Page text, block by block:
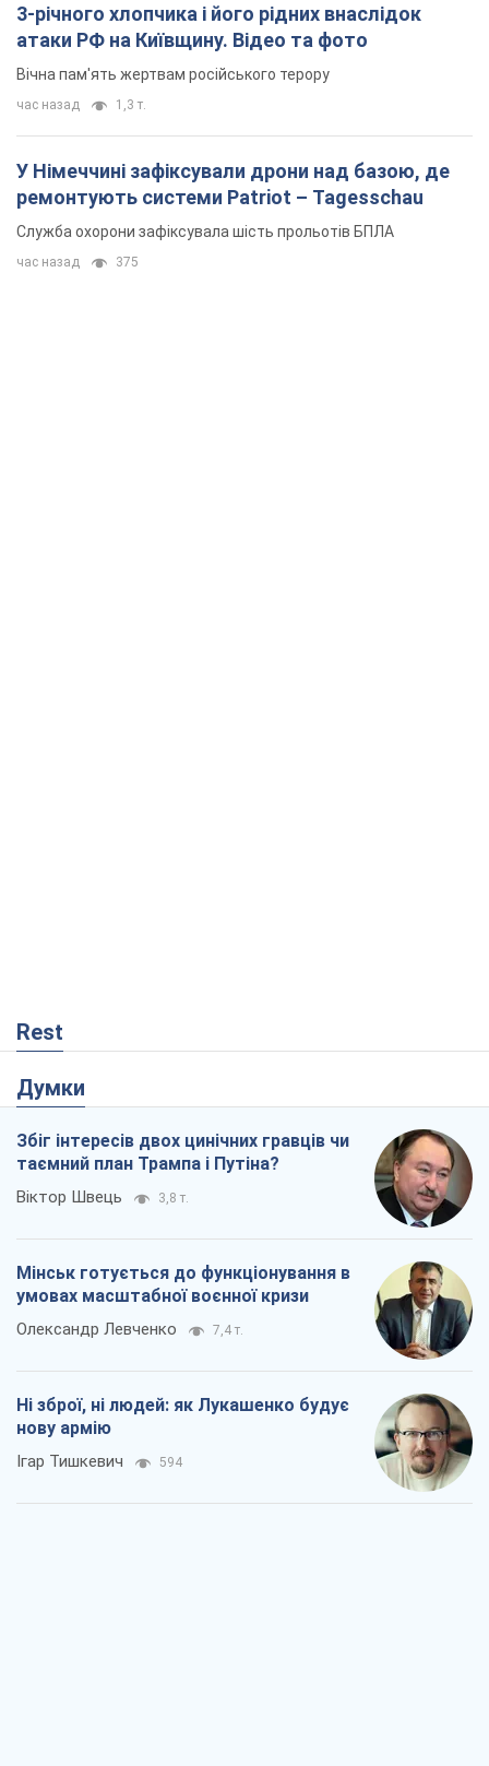
3-річного хлопчика і його рідних внаслідок
атаки РФ на Київщину. Відео та фото
Вічна пам'ять жертвам російського терору
час назад 1,3 т.
У Німеччині зафіксували дрони над базою, де
ремонтують системи Patriot – Tagesschau
Служба охорони зафіксувала шість прольотів БПЛА
час назад 375
Rest
Думки
Збіг інтересів двох цинічних гравців чи
таємний план Трампа і Путіна?
Віктор Швець 3,8 т.
Мінськ готується до функціонування в
умовах масштабної воєнної кризи
Олександр Левченко 7,4 т.
Ні зброї, ні людей: як Лукашенко будує
нову армію
Ігар Тишкевич 594